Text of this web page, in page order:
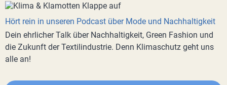
Hört rein in unseren Podcast über Mode und Nachhaltigkeit
Dein ehrlicher Talk über Nachhaltigkeit, Green Fashion und
die Zukunft der Textilindustrie. Denn Klimaschutz geht uns
alle an!